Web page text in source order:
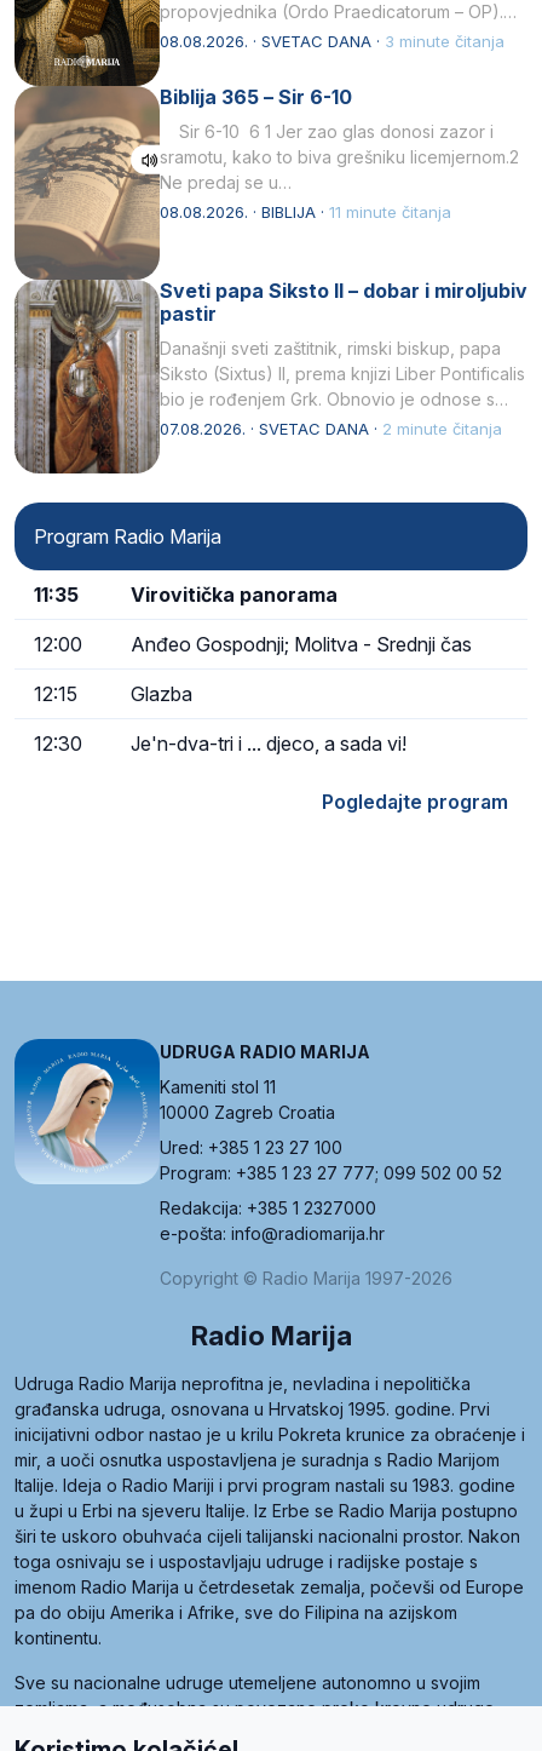
propovjednika (Ordo Praedicatorum – OP).
Svojim životom, dubokom ljubavlju prema
08.08.2026. · SVETAC DANA · 3 minute čitanja
Biblija 365 – Sir 6-10
Sir 6-10 6 1 Jer zao glas donosi zazor i
sramotu, kako to biva grešniku licemjernom.2
Ne predaj se u…
08.08.2026. · BIBLIJA · 11 minute čitanja
Sveti papa Siksto II – dobar i miroljubiv
pastir
Današnji sveti zaštitnik, rimski biskup, papa
Siksto (Sixtus) II, prema knjizi Liber Pontificalis
bio je rođenjem Grk. Obnovio je odnose s
afričkim…
07.08.2026. · SVETAC DANA · 2 minute čitanja
Program Radio Marija
11:35 Virovitička panorama
12:00 Anđeo Gospodnji; Molitva - Srednji čas
12:15 Glazba
12:30 Je'n-dva-tri i ... djeco, a sada vi!
Pogledajte program
UDRUGA RADIO MARIJA
Kameniti stol 11
10000 Zagreb Croatia
Ured: +385 1 23 27 100
Program: +385 1 23 27 777; 099 502 00 52
Redakcija: +385 1 2327000
e-pošta: info@radiomarija.hr
Copyright © Radio Marija 1997-2026
Radio Marija
Udruga Radio Marija neprofitna je, nevladina i nepolitička
građanska udruga, osnovana u Hrvatskoj 1995. godine. Prvi
inicijativni odbor nastao je u krilu Pokreta krunice za obraćenje i
mir, a uoči osnutka uspostavljena je suradnja s Radio Marijom
Italije. Ideja o Radio Mariji i prvi program nastali su 1983. godine
u župi u Erbi na sjeveru Italije. Iz Erbe se Radio Marija postupno
širi te uskoro obuhvaća cijeli talijanski nacionalni prostor. Nakon
toga osnivaju se i uspostavljaju udruge i radijske postaje s
imenom Radio Marija u četrdesetak zemalja, počevši od Europe
pa do obiju Amerika i Afrike, sve do Filipina na azijskom
kontinentu.
Sve su nacionalne udruge utemeljene autonomno u svojim
zemljama, a međusobna su povezane preko krovne udruge